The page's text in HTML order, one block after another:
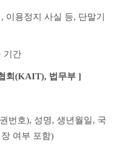
용정지 사실 등, 단말기
기간
회(KAIT), 법무부 ]
번호), 성명, 생년월일, 국
여부 포함)